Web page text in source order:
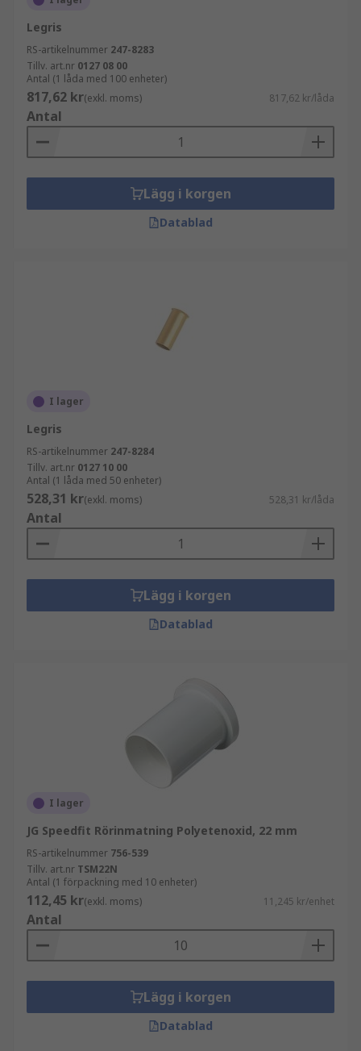
Legris
RS-artikelnummer 247-8283
Tillv. art.nr 0127 08 00
Antal (1 låda med 100 enheter)
817,62 kr(exkl. moms) 817,62 kr/låda
Antal
Lägg i korgen
Datablad
I lager
Legris
RS-artikelnummer 247-8284
Tillv. art.nr 0127 10 00
Antal (1 låda med 50 enheter)
528,31 kr(exkl. moms) 528,31 kr/låda
Antal
Lägg i korgen
Datablad
I lager
JG Speedfit Rörinmatning Polyetenoxid, 22 mm
RS-artikelnummer 756-539
Tillv. art.nr TSM22N
Antal (1 förpackning med 10 enheter)
112,45 kr(exkl. moms) 11,245 kr/enhet
Antal
Lägg i korgen
Datablad